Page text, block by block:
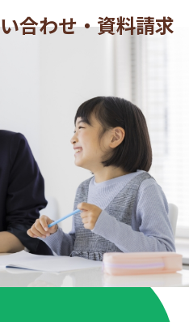
合わせ・資料請求